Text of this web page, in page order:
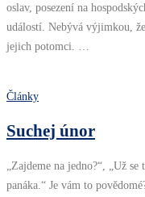
oslav, posezení na
událostí. Nebývá výjimkou,
jejich potomci. …
Články
Suchej únor
„Zajdeme na jedno?“, „Už
panáka.“ Je vám to